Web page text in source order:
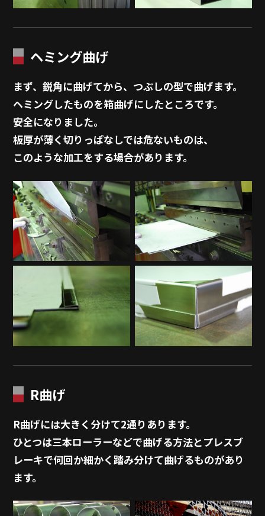
ヘミング曲げ
まず、鋭角に曲げてから、つぶしの型で曲げます。
ヘミングしたものを箱曲げにしたところです。
安全になりました。
板厚が薄く切りっぱなしでは危ないものは、
このような加工をする場合があります。
R曲げ
R曲げには大きく分けて2通りあります。
ひとつは三本ローラーなどで曲げる方法とプレスブ
レーキで何回か細かく踏み分けて曲げるものがあり
ます。